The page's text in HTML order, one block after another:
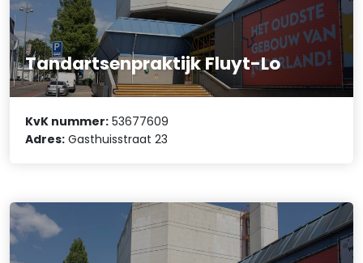
Tandartsenpraktijk Fluyt-Lo
KvK nummer: 53677609
Adres: Gasthuisstraat 23